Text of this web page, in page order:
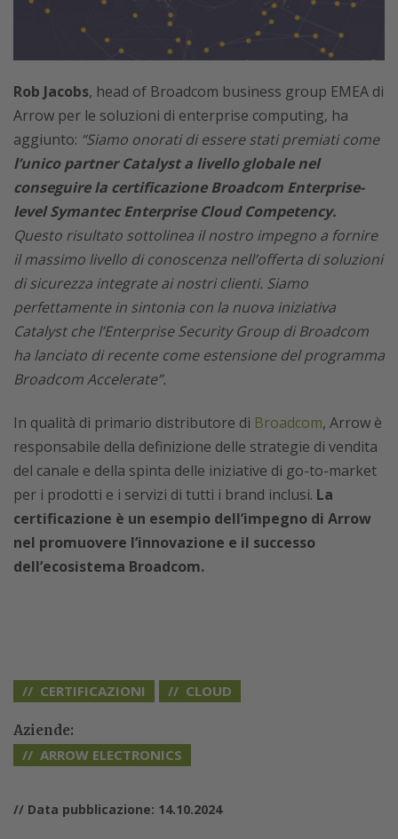
Rob Jacobs, head of Broadcom business group EMEA di
Arrow per le soluzioni di enterprise computing, ha
aggiunto: “Siamo onorati di essere stati premiati come
l’unico partner Catalyst a livello globale nel
conseguire la certificazione Broadcom Enterprise-
level Symantec Enterprise Cloud Competency.
Questo risultato sottolinea il nostro impegno a fornire
il massimo livello di conoscenza nell’offerta di soluzioni
di sicurezza integrate ai nostri clienti. Siamo
perfettamente in sintonia con la nuova iniziativa
Catalyst che l’Enterprise Security Group di Broadcom
ha lanciato di recente come estensione del programma
Broadcom Accelerate”.
In qualità di primario distributore di Broadcom, Arrow è
responsabile della definizione delle strategie di vendita
del canale e della spinta delle iniziative di go-to-market
per i prodotti e i servizi di tutti i brand inclusi. La
certificazione è un esempio dell’impegno di Arrow
nel promuovere l’innovazione e il successo
dell’ecosistema Broadcom.
CERTIFICAZIONI CLOUD
Aziende:
ARROW ELECTRONICS
// Data pubblicazione: 14.10.2024